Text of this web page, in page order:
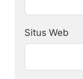
Situs Web